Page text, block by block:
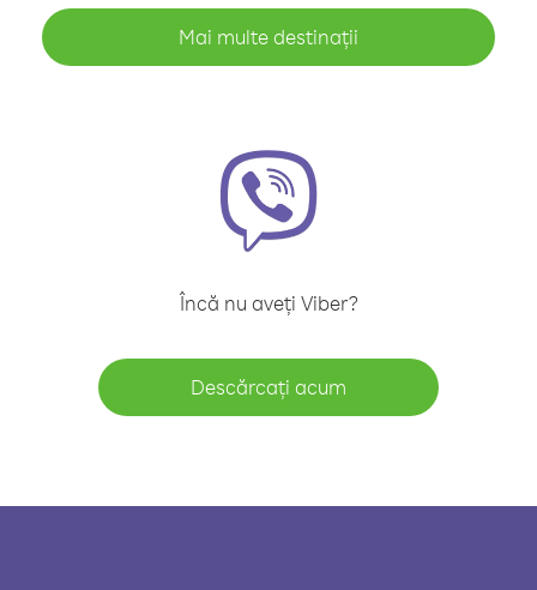
Mai multe destinații
Încă nu aveți Viber?
Descărcați acum